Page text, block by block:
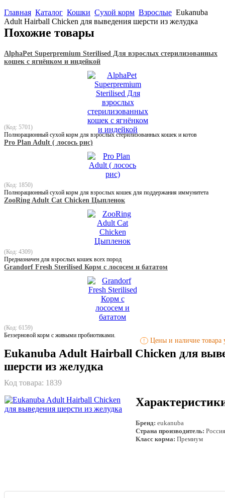
Главная Каталог Кошки Сухой корм Взрослые Eukanuba
Adult Hairball Chicken для выведения шерсти из желудка
Похожие товары
AlphaPet Superpremium Sterilised Для взрослых стерилизованных
кошек с ягнёнком и индейкой
(Код: 5701)
Полнорационный сухой корм для взрослых стерилизованных кошек и котов
Pro Plan Adult ( лосось рис)
(Код: 1850)
Полнорационный сухой корм для взрослых кошек для поддержания иммунитета
ZooRing Adult Cat Chicken Цыпленок
(Код: 4309)
Предназначен для взрослых кошек всех пород
Grandorf Fresh Sterilised Корм с лососем и бататом
(Код: 6159)
Беззерновой корм с живыми пробиотиками.
! Цены и наличие товара
Eukanuba Adult Hairball Chicken для
шерсти из желудка
Код товара: 1839
Бренд: eukanuba
Страна производитель: Россия
Класс корма: Премиум